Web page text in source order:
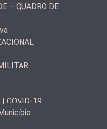
– QUADRO DE
COVID-19